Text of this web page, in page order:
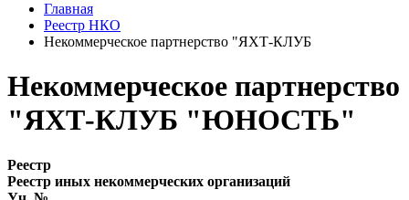
Главная
Реестр НКО
Некоммерческое партнерство "ЯХТ-КЛУБ
Некоммерческое партнерство
"ЯХТ-КЛУБ "ЮНОСТЬ"
Реестр
Реестр иных некоммерческих организаций